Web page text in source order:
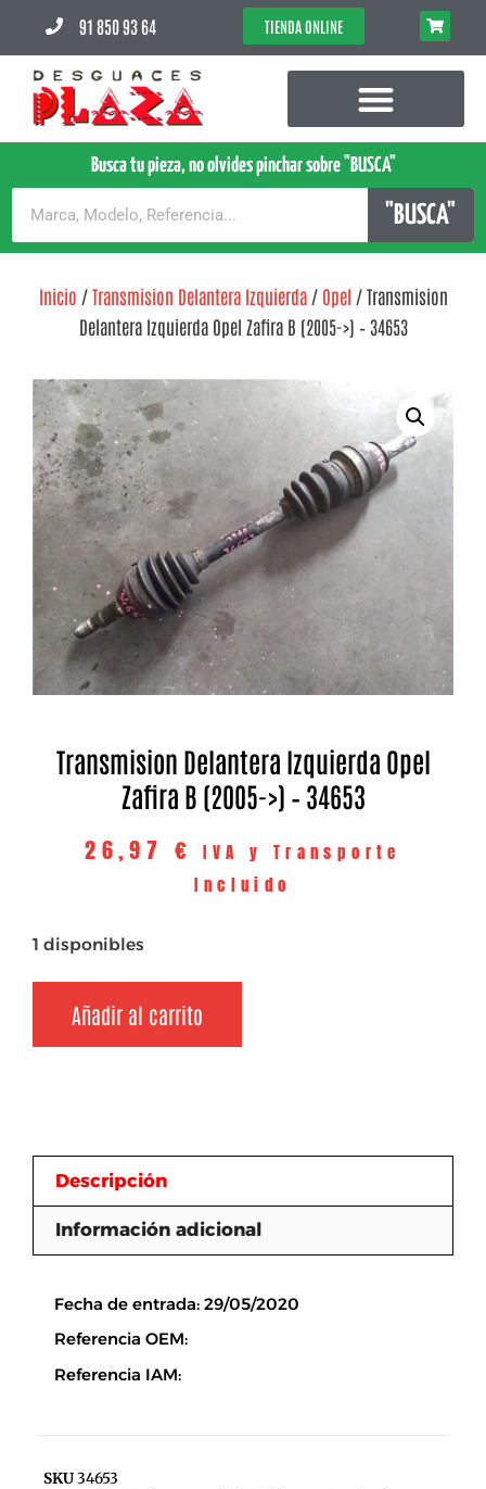
91 850 93 64 TIENDA ONLINE
Busca tu pieza, no olvides pinchar sobre "BUSCA"
"BUSCA"
Inicio /Transmision Delantera Izquierda/ Opel / Transmision
Delantera Izquierda Opel Zafira B (2005->) – 34653
Transmision Delantera Izquierda Opel
Zafira B (2005->) – 34653
26,97 €
IVA y Transporte
Incluido
1 disponibles
Añadir al carrito
Descripción
Información adicional
Fecha de entrada: 29/05/2020
Referencia OEM:
Referencia IAM:
SKU34653